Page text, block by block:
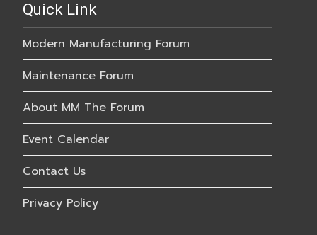
Quick Link
Modern Manufacturing Forum
Maintenance Forum
About MM The Forum
Event Calendar
Contact Us
Privacy Policy